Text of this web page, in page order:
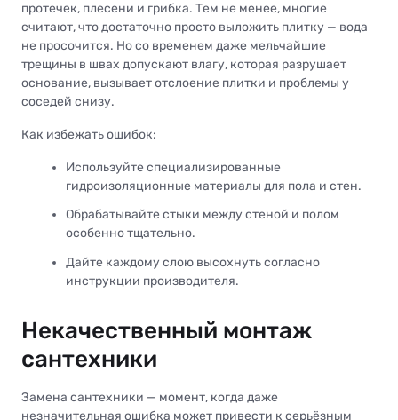
протечек, плесени и грибка. Тем не менее, многие
считают, что достаточно просто выложить плитку — вода
не просочится. Но со временем даже мельчайшие
трещины в швах допускают влагу, которая разрушает
основание, вызывает отслоение плитки и проблемы у
соседей снизу.
Как избежать ошибок:
Используйте специализированные
гидроизоляционные материалы для пола и стен.
Обрабатывайте стыки между стеной и полом
особенно тщательно.
Дайте каждому слою высохнуть согласно
инструкции производителя.
Некачественный монтаж
сантехники
Замена сантехники — момент, когда даже
незначительная ошибка может привести к серьёзным